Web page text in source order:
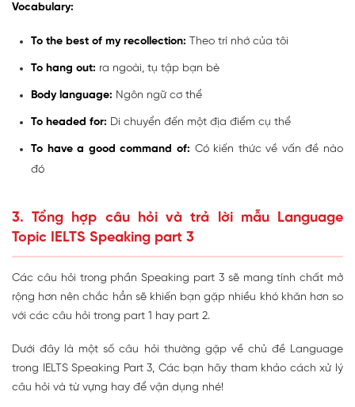
Vocabulary:
To the best of my recollection: Theo trí nhớ của tôi
To hang out: ra ngoài, tụ tập bạn bè
Body language: Ngôn ngữ cơ thể
To headed for: Di chuyển đến một địa điểm cụ thể
To have a good command of: Có kiến thức về vấn đề nào
đó
3. Tổng hợp câu hỏi và trả lời mẫu Language
Topic IELTS Speaking part 3
Các câu hỏi trong phần Speaking part 3 sẽ mang tính chất mở
rộng hơn nên chắc hẳn sẽ khiến bạn gặp nhiều khó khăn hơn so
với các câu hỏi trong part 1 hay part 2.
Dưới đây là một số câu hỏi thường gặp về chủ đề Language
trong IELTS Speaking Part 3, Các bạn hãy tham khảo cách xử lý
câu hỏi và từ vựng hay để vận dụng nhé!